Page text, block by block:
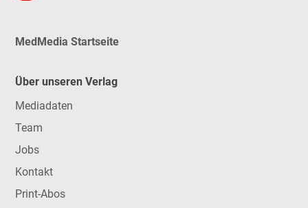
MedMedia Startseite
Über unseren Verlag
Mediadaten
Team
Jobs
Kontakt
Print-Abos